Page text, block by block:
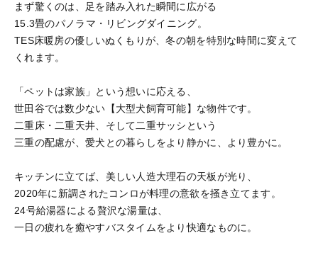
まず驚くのは、足を踏み入れた瞬間に広がる
15.3畳のパノラマ・リビングダイニング。
TES床暖房の優しいぬくもりが、冬の朝を特別な時間に変えて
くれます。
「ペットは家族」という想いに応える、
世田谷では数少ない【大型犬飼育可能】な物件です。
二重床・二重天井、そして二重サッシという
三重の配慮が、愛犬との暮らしをより静かに、より豊かに。
キッチンに立てば、美しい人造大理石の天板が光り、
2020年に新調されたコンロが料理の意欲を掻き立てます。
24号給湯器による贅沢な湯量は、
一日の疲れを癒やすバスタイムをより快適なものに。